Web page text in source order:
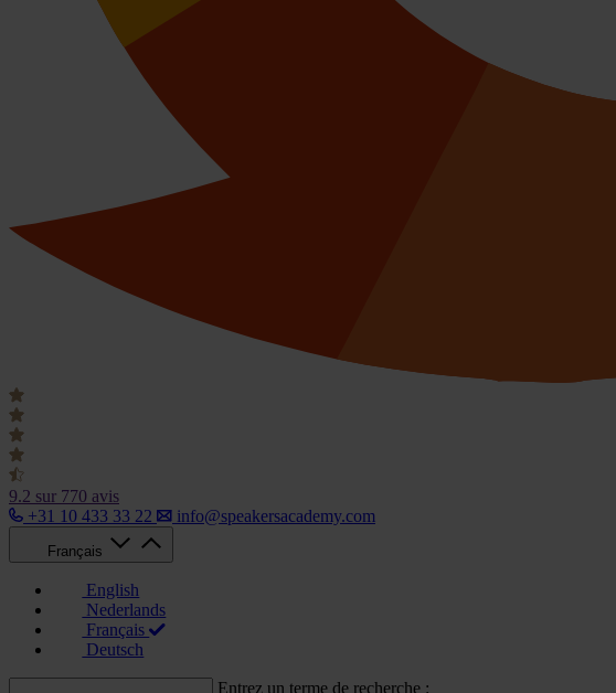
9.2 sur 770 avis
+31 10 433 33 22
info@speakersacademy.com
Français
English
Nederlands
Français
Deutsch
Entrez un terme de recherche :